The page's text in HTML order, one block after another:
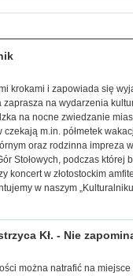
krokami i zapowiada się
zaprasza na wydarzenia
na nocne zwiedzanie
m.in. półmetek
oraz rodzinna impreza
Stołowych, podczas której
koncert w złotostockim
w naszym
Kł. - Nie
można natrafić na